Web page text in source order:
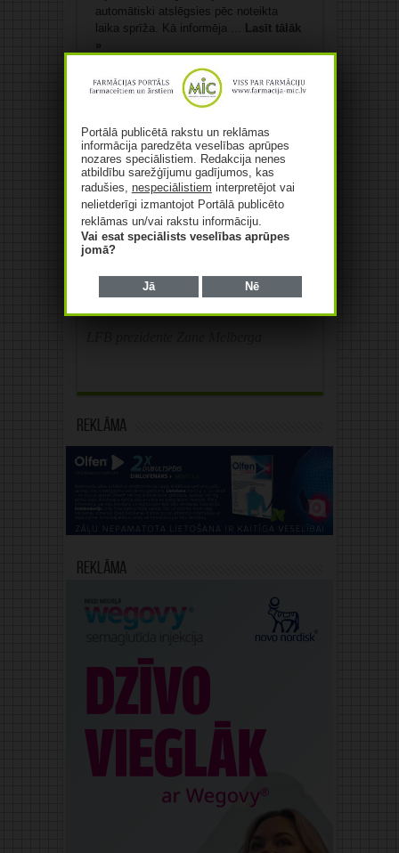
automātiski atslēgsies pēc noteikta
laika sprīža. Kā informēja ... Lasīt tālāk
»
Dienas citāts
Latvijā jāstiprina klīniskā farmaceita
pozīcijas slimnīcā un veselības aprūpes
speciālistu komandā, kā arī jāuzlabo
Reklāma
Reklāma
Portālā publicētā rakstu un reklāmas
informācija paredzēta veselības aprūpes
nozares speciālistiem. Redakcija nenes
atbildību sarežģījumu gadījumos, kas
radušies, nespeciālistiem interpretējot vai
nelietderīgi izmantojot Portālā publicēto
reklāmas un/vai rakstu informāciju.
Vai esat speciālists veselības aprūpes
jomā?
Jā Nē